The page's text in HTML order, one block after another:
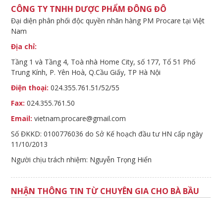
CÔNG TY TNHH DƯỢC PHẨM ĐÔNG ĐÔ
Đại diện phân phối độc quyền nhãn hàng PM Procare tại Việt
Nam
Địa chỉ:
Tầng 1 và Tầng 4, Toà nhà Home City, số 177, Tổ 51 Phố
Trung Kính, P. Yên Hoà, Q.Cầu Giấy, TP Hà Nội
Điện thoại: 024.355.761.51/52/55
Fax: 024.355.761.50
Email: vietnam.procare@gmail.com
Số ĐKKD: 0100776036 do Sở Kế hoạch đầu tư HN cấp ngày
11/10/2013
Người chịu trách nhiệm: Nguyễn Trọng Hiển
NHẬN THÔNG TIN TỪ CHUYÊN GIA CHO BÀ BẦU